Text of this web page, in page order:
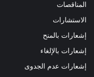
المناقصات
الاستشارات
إشعارات بالمنح
إشعارات بالإلغاء
إشعارات عدم الجدوى